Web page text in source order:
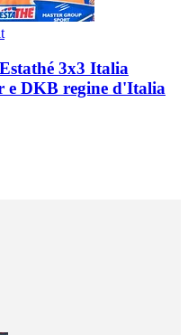
3x3 Italia
e DKB regine d'Italia